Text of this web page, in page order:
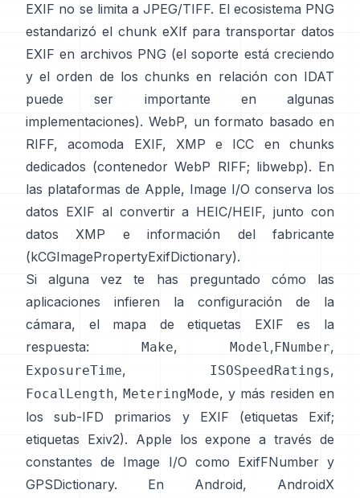
EXIF no se limita a JPEG/TIFF. El ecosistema PNG
estandarizó el chunk eXIfpara transportar datos
EXIF en archivos PNG (el soporte está creciendo
y el orden de los chunks en relación con IDAT
puede ser importante en algunas
implementaciones). WebP, un formato basado en
RIFF, acomoda EXIF, XMP e ICC en chunks
dedicados (contenedor WebP RIFF; libwebp). En
las plataformas de Apple, Image I/O conserva los
datos EXIF al convertir a HEIC/HEIF, junto con
datos XMP e información del fabricante
(kCGImagePropertyExifDictionary).
Si alguna vez te has preguntado cómo las
aplicaciones infieren la configuración de la
cámara, el mapa de etiquetas EXIF es la
respuesta: Make, Model,FNumber,
ExposureTime, ISOSpeedRatings,
FocalLength, MeteringMode, y más residen en
los sub-IFD primarios y EXIF (etiquetas Exif;
etiquetas Exiv2). Apple los expone a través de
constantes de Image I/O como ExifFNumber y
GPSDictionary. En Android, AndroidX